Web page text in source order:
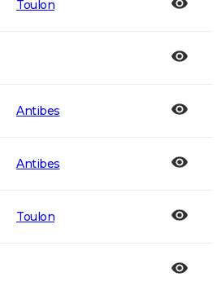
Toulon
Antibes
Antibes
Toulon